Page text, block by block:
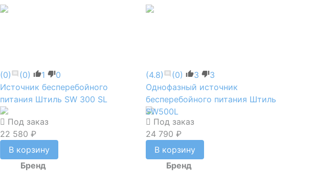
(0) (0) 1
0
Источник бесперебойного
питания Штиль SW 300 SL
Под заказ
22 580 ₽
В корзину
Бренд
(4.8) (0) 3
3
Однофазный источник
бесперебойного питания Штиль
SW500L
Под заказ
24 790 ₽
В корзину
Бренд